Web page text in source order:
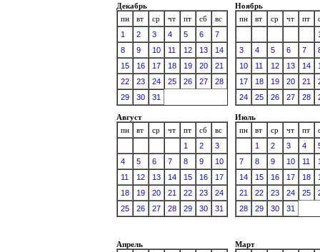
Декабрь
пн
вт ср чт пт сб
вс
1
2 3 4 5 6
7
8
9 10 11 12 13
14
15
16 17 18 19 20
21
22
23 24 25 26 27
28
29
30 31
Ноябрь
пн
вт ср чт пт
3
4 5 6 7
10
11 12 13 14
17
18 19 20 21
24
25 26 27 28
Август
пн
вт ср чт пт сб
вс
1
2
3
4
5 6 7 8 9
10
11
12 13 14 15 16
17
18
19 20 21 22 23
24
25
26 27 28 29 30 31
Июль
пн
вт ср чт пт
1
2 3 4
7
8 9 10 11
14
15 16 17 18
21
22 23 24 25
28
29 30 31
Апрель
Март